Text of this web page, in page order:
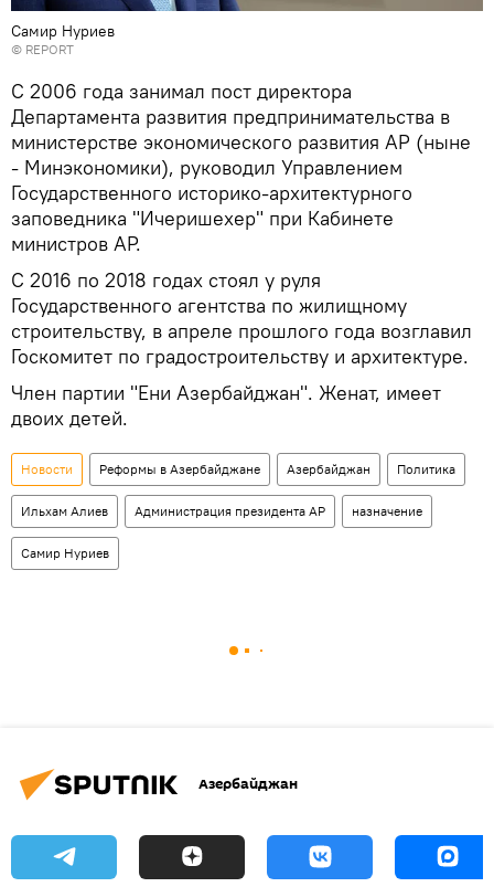
Самир Нуриев
© REPORT
С 2006 года занимал пост директора
Департамента развития предпринимательства в
министерстве экономического развития АР (ныне
- Минэкономики), руководил Управлением
Государственного историко-архитектурного
заповедника "Ичеришехер" при Кабинете
министров АР.
С 2016 по 2018 годах стоял у руля
Государственного агентства по жилищному
строительству, в апреле прошлого года возглавил
Госкомитет по градостроительству и архитектуре.
Член партии "Ени Азербайджан". Женат, имеет
двоих детей.
Новости Реформы в Азербайджане Азербайджан Политика
Ильхам Алиев Администрация президента АР назначение
Самир Нуриев
Азербайджан